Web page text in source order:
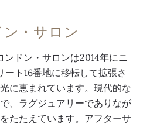
ン・サロン
ンドン・サロンは2014年にニ
ート16番地に移転して拡張さ
に恵まれています。現代的な
、ラグジュアリーでありなが
たたえています。アフターサ